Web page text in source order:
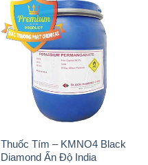
Thuốc Tím – KMNO4 Black
Diamond Ấn Độ India